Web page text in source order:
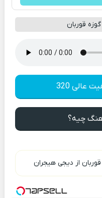
قوربان
عالی 320
چیه؟
از دیجی هیجران